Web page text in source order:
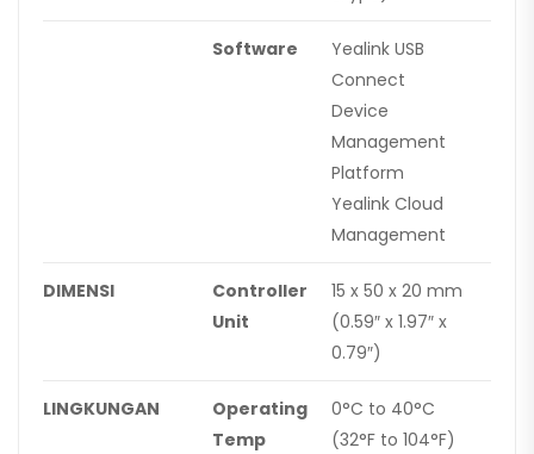
Software
Yealink USB
Connect
Device
Management
Platform
Yealink Cloud
Management
DIMENSI
Controller
Unit
15 x 50 x 20 mm
(0.59″ x 1.97″ x
0.79″)
LINGKUNGAN
Operating
Temp
0°C to 40°C
(32°F to 104°F)